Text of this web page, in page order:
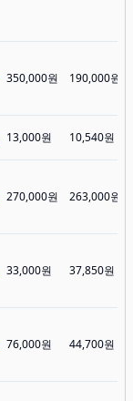
350,000원 190,000원
13,000원 10,540원
270,000원 263,000원
33,000원 37,850원
76,000원 44,700원